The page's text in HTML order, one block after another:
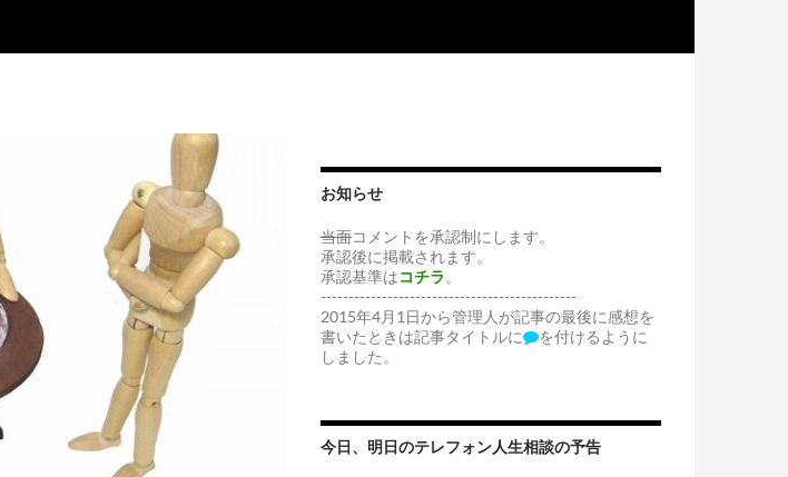
お知らせ
当面コメントを承認制にします。
承認後に掲載されます。
承認基準はコチラ 。
----------------------------------------------
2015年4月1日から管理人が記事の最後に感想を
書いたときは記事タイトルに
を付けるように
しました。
今日、明日のテレフォン人生相談の予告